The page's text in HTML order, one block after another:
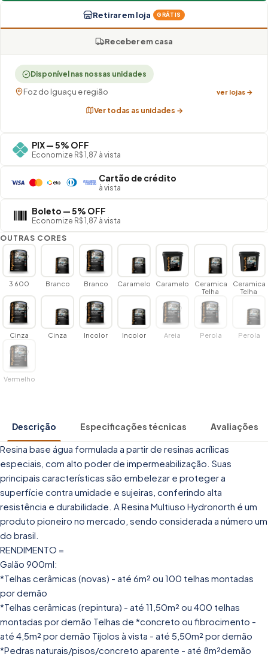
Retirar em loja GRÁTIS
Receber em casa
Disponível nas nossas unidades
Foz do Iguaçu e região ver lojas →
Ver todas as unidades →
PIX — 5% OFF
Economize R$ 1,87 à vista
Cartão de crédito
à vista
Boleto — 5% OFF
Economize R$ 1,87 à vista
OUTRAS CORES
3 600 Branco Branco Caramelo Caramelo
Ceramica
Telha
Ceramica
Telha
Cinza Cinza Incolor Incolor Areia Perola Perola
Vermelho
Descrição Especificações técnicas Avaliações
Resina base água formulada a partir de resinas acrílicas
especiais, com alto poder de impermeabilização. Suas
principais características são embelezar e proteger a
superfície contra umidade e sujeiras, conferindo alta
resistência e durabilidade. A Resina Multiuso Hydronorth é um
produto pioneiro no mercado, sendo considerada a número um
do brasil.
RENDIMENTO =
Galão 900ml:
*Telhas cerâmicas (novas) - até 6m² ou 100 telhas montadas
por demão
*Telhas cerâmicas (repintura) - até 11,50m² ou 400 telhas
montadas por demão Telhas de *concreto ou fibrocimento -
até 4,5m² por demão Tijolos à vista - até 5,50m² por demão
*Pedras naturais/pisos/concreto aparente - até 8m²demão